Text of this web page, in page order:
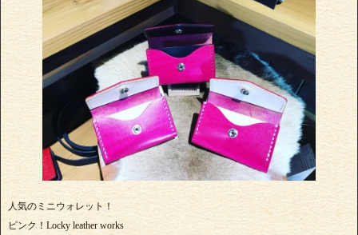
人気のミニウォレット！
ピンク！Locky leather works